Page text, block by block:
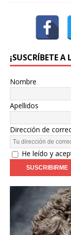
¡SUSCRÍBETE A
Nombre
Apellidos
Dirección de
He leído y